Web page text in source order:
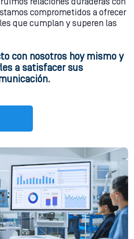
relaciones duraderas con
comprometidos a ofrecer
que cumplan y superen las
con nosotros hoy mismo y
a satisfacer sus